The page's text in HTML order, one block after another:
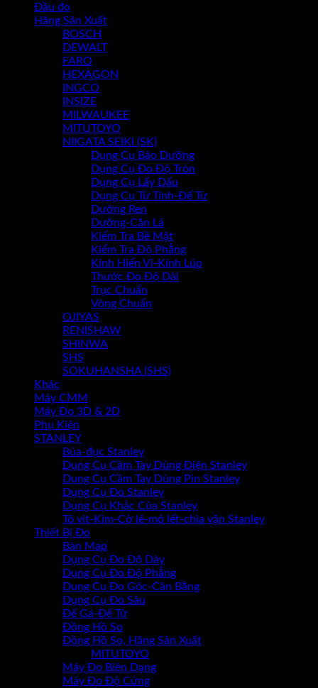
Chưa có sản phẩm trong giỏ hàng.
Đầu đo
Hãng Sản Xuất
BOSCH
DEWALT
FARO
HEXAGON
INGCO
INSIZE
MILWAUKEE
MITUTOYO
NIIGATA SEIKI (SK)
Dụng Cụ Bảo Dưỡng
Dụng Cụ Đo Độ Tròn
Dụng Cụ Lấy Dấu
Dụng Cụ Từ Tính-Đế Từ
Dưỡng Ren
Dưỡng-Căn Lá
Kiểm Tra Bề Mặt
Kiểm Tra Độ Phẳng
Kính Hiển Vi-Kính Lúp
Thước Đo Độ Dài
Trục Chuẩn
Vòng Chuẩn
OJIYAS
RENISHAW
SHINWA
SHS
SOKUHANSHA (SHS)
Khác
Máy CMM
Máy Đo 3D & 2D
Phụ Kiện
STANLEY
Búa-đục Stanley
Dụng Cụ Cầm Tay Dùng Điện Stanley
Dụng Cụ Cầm Tay Dùng Pin Stanley
Dụng Cụ Đo Stanley
Dụng Cụ Khác Của Stanley
Tô vit-Kìm-Cờ lê-mỏ lết-chìa vặn Stanley
Thiết Bị Đo
Bàn Map
Dụng Cụ Đo Độ Dày
Dụng Cụ Đo Độ Phẳng
Dụng Cụ Đo Góc-Cân Bằng
Dụng Cụ Đo Sâu
Đế Gá-Đế Từ
Đồng Hồ So
Đồng Hồ So, Hãng Sản Xuất
MITUTOYO
Máy Đo Biên Dạng
Máy Đo Độ Cứng